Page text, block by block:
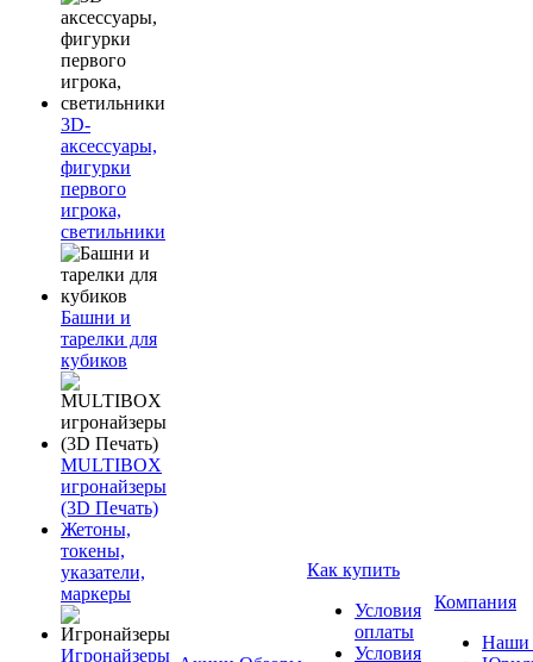
3D-
аксессуары,
фигурки
первого
игрока,
светильники
Башни и
тарелки для
кубиков
MULTIBOX
игронайзеры
(3D Печать)
Жетоны,
токены,
указатели,
маркеры
Игронайзеры
Как купить
Условия
оплаты
Условия
Компания
Наши